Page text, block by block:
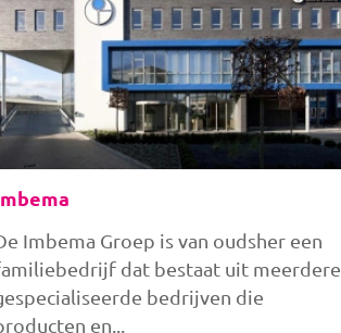
Imbema Groep is van oudsher een
dat bestaat uit meerdere
bedrijven die
en